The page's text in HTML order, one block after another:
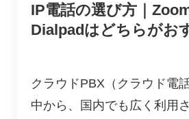
IP電話の選び方｜
Dialpadはどちらがお
クラウドPBX（クラウド電
中から、国内でも広く利用